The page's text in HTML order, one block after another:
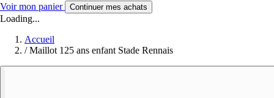
Voir mon panier Continuer mes achats
Loading...
Accueil
/ Maillot 125 ans enfant Stade Rennais